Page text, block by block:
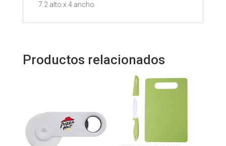
7.2 alto x 4 ancho
Productos relacionados